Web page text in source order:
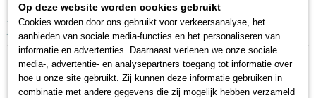
Home>Boeken en Strips> Boeken>Non-Fictie>Geschiedenis
Algemeen>Windsor Castle - B.J.W. Hill
Op deze website worden cookies gebruikt
Cookies worden door ons gebruikt voor verkeersanalyse, het
aanbieden van sociale media-functies en het personaliseren van
informatie en advertenties. Daarnaast verlenen we onze sociale
media-, advertentie- en analysepartners toegang tot informatie over
hoe u onze site gebruikt. Zij kunnen deze informatie gebruiken in
combinatie met andere gegevens die zij mogelijk hebben verzameld